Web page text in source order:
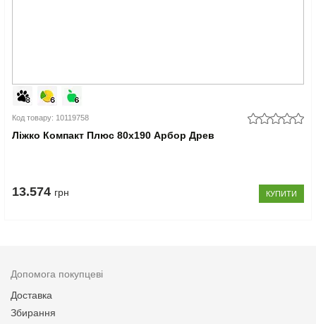
Код товару: 10119758
Ліжко Компакт Плюс 80x190 Арбор Древ
13.574 грн КУПИТИ
Допомога покупцеві
Доставка
Збирання